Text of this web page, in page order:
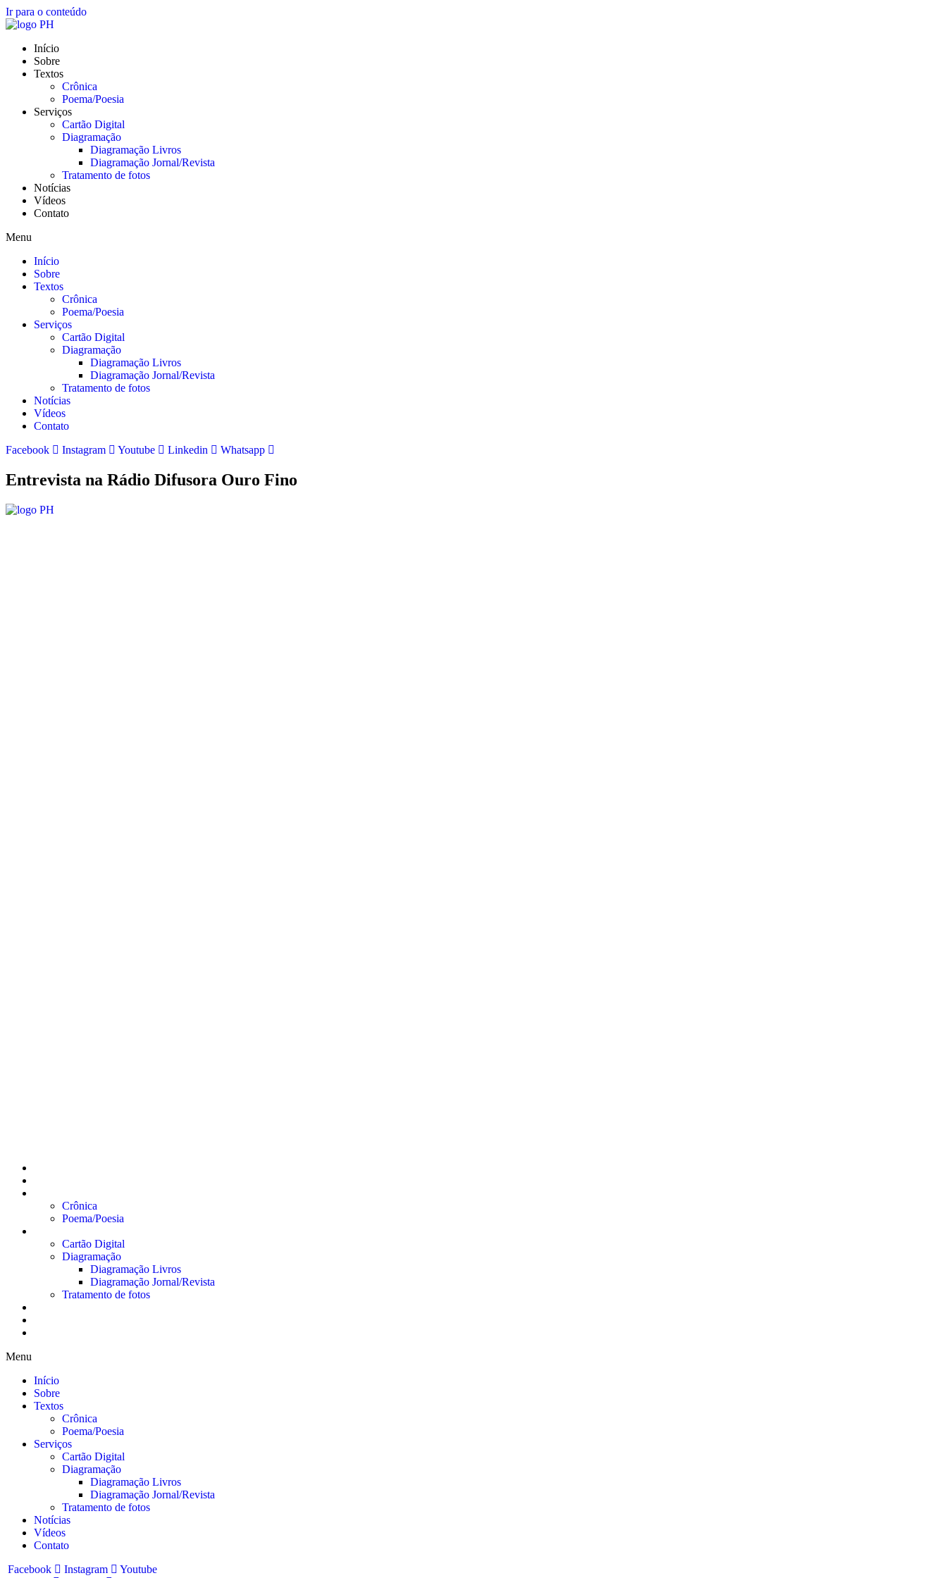
Ir para o conteúdo
Início
Sobre
Textos
Crônica
Poema/Poesia
Serviços
Cartão Digital
Diagramação
Diagramação Livros
Diagramação Jornal/Revista
Tratamento de fotos
Notícias
Vídeos
Contato
Menu
Início
Sobre
Textos
Crônica
Poema/Poesia
Serviços
Cartão Digital
Diagramação
Diagramação Livros
Diagramação Jornal/Revista
Tratamento de fotos
Notícias
Vídeos
Contato
Facebook
Instagram Youtube Linkedin Whatsapp
Entrevista na Rádio Difusora Ouro Fino
Crônica
Poema/Poesia
Cartão Digital
Diagramação
Diagramação Livros
Diagramação Jornal/Revista
Tratamento de fotos
Menu
Início
Sobre
Textos
Crônica
Poema/Poesia
Serviços
Cartão Digital
Diagramação
Diagramação Livros
Diagramação Jornal/Revista
Tratamento de fotos
Notícias
Vídeos
Contato
Facebook
Instagram
Youtube